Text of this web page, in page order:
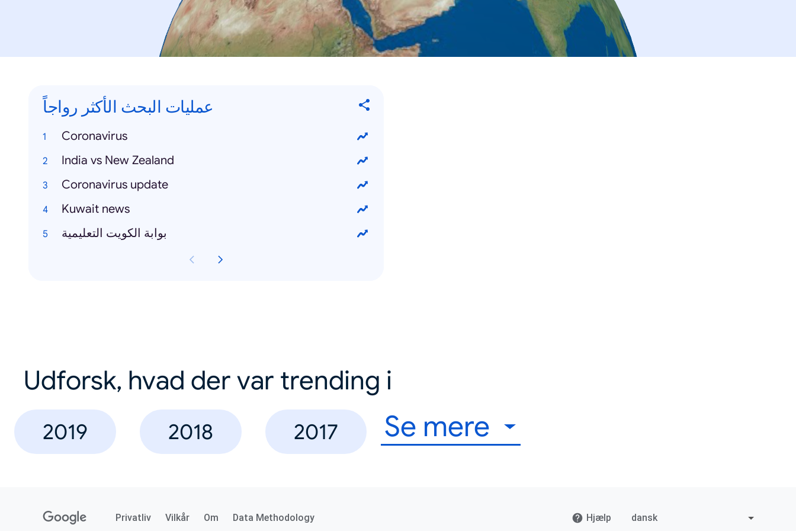
عمليات البحث الأكثر رواجاً
Coronavirus
India vs New Zealand
Coronavirus update
Kuwait news
بوابة الكويت التعليمية
Udforsk, hvad der var trending i
2019 2018 2017 Se mere
Privatliv Vilkår Om Data Methodology Hjælp